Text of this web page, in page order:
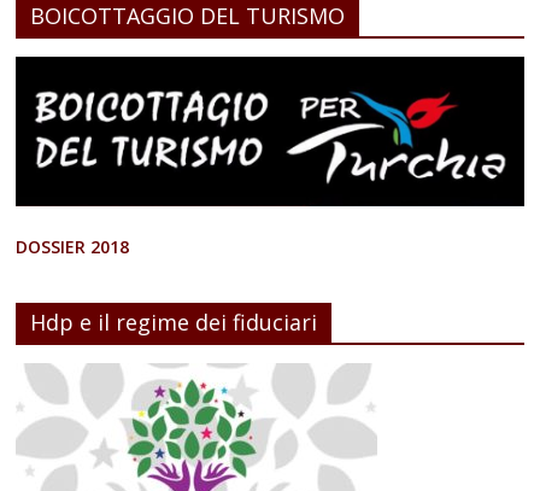
BOICOTTAGGIO DEL TURISMO
DOSSIER 2018
Hdp e il regime dei fiduciari